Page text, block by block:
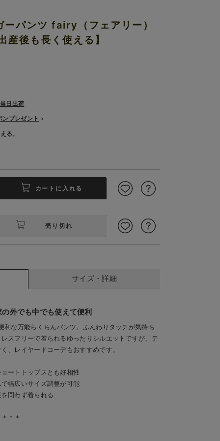
ーパンツ fairy（フェアリー）
産後も長く使える】
日出荷
プレゼント
る。
カートに入れる
売り切れ
サイズ・詳細
外でも中でも使えて便利
利な万能らくちんパンツ。ふんわりタッチが気持ち
スフリーで着られるゆったりシルエットですが、テ
、レイヤードコーデもおすすめです。
ートトップスとも好相性
幅広いサイズ調整が可能
問わず着られる
＊＊